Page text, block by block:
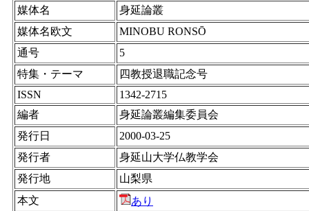
媒体名
身延論叢
媒体名欧文
MINOBU RONSŌ
通号
5
特集・テーマ
四教授退職記念号
ISSN
1342-2715
編者
身延論叢編集委員会
発行日
2000-03-25
発行者
身延山大学仏教学会
発行地
山梨県
本文
あり